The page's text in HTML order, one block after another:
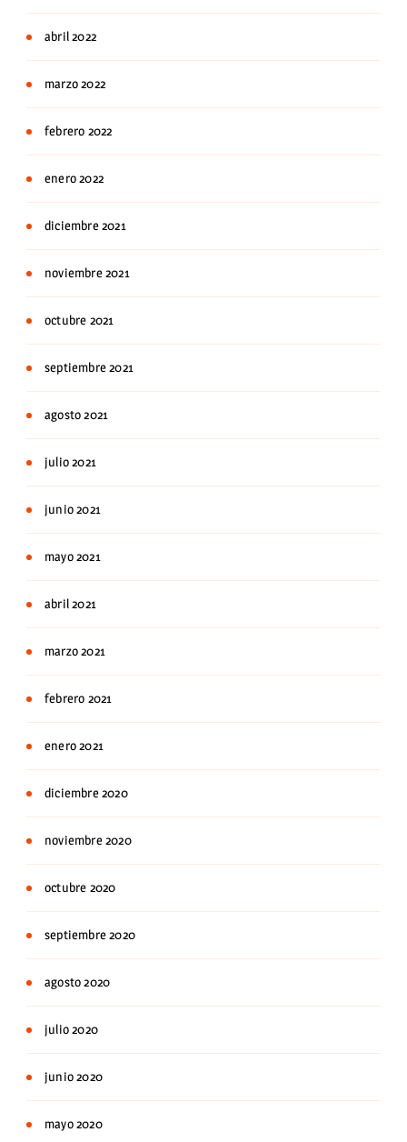
abril 2022
marzo 2022
febrero 2022
enero 2022
diciembre 2021
noviembre 2021
octubre 2021
septiembre 2021
agosto 2021
julio 2021
junio 2021
mayo 2021
abril 2021
marzo 2021
febrero 2021
enero 2021
diciembre 2020
noviembre 2020
octubre 2020
septiembre 2020
agosto 2020
julio 2020
junio 2020
mayo 2020